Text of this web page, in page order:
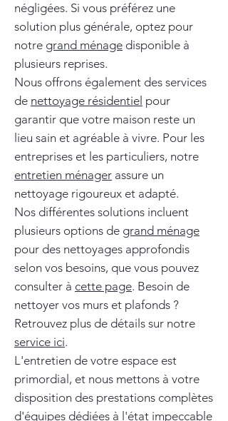
négligées. Si vous préférez une
solution plus générale, optez pour
notre grand ménage disponible à
plusieurs reprises.
Nous offrons également des services
de nettoyage résidentiel pour
garantir que votre maison reste un
lieu sain et agréable à vivre. Pour les
entreprises et les particuliers, notre
entretien ménager assure un
nettoyage rigoureux et adapté.
Nos différentes solutions incluent
plusieurs options de grand ménage
pour des nettoyages approfondis
selon vos besoins, que vous pouvez
consulter à cette page. Besoin de
nettoyer vos murs et plafonds ?
Retrouvez plus de détails sur notre
service ici.
L'entretien de votre espace est
primordial, et nous mettons à votre
disposition des prestations complètes
d'équipes dédiées à l'état impeccable